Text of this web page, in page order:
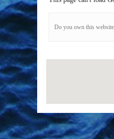
Do you own this